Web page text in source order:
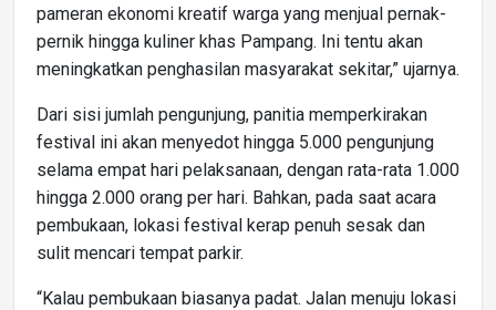
pameran ekonomi kreatif warga yang menjual pernak-
pernik hingga kuliner khas Pampang. Ini tentu akan
meningkatkan penghasilan masyarakat sekitar,” ujarnya.
Dari sisi jumlah pengunjung, panitia memperkirakan
festival ini akan menyedot hingga 5.000 pengunjung
selama empat hari pelaksanaan, dengan rata-rata 1.000
hingga 2.000 orang per hari. Bahkan, pada saat acara
pembukaan, lokasi festival kerap penuh sesak dan
sulit mencari tempat parkir.
“Kalau pembukaan biasanya padat. Jalan menuju lokasi